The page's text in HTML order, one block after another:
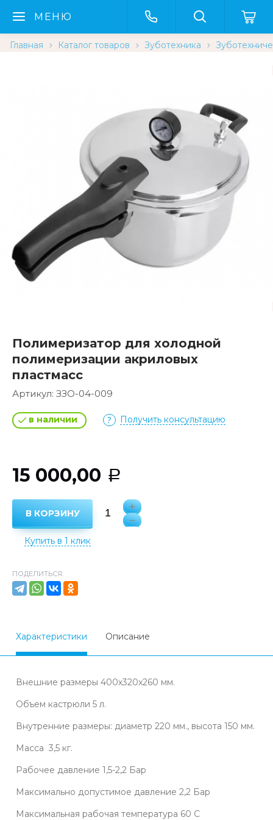
МЕНЮ
Главная Каталог товаров Зуботехника
Полимеризатор для холодной
полимеризации акриловых
пластмасс
Артикул: ЗЗО-04-009
в наличии Получить консультацию
15 000,00 Р
В КОРЗИНУ
Купить в 1 клик
ПОДЕЛИТЬСЯ:
Характеристики Описание
Внешние размеры 400х320x260 мм.
Объем кастрюли 5 л.
Внутренние размеры: диаметр 220 мм., высота 150 мм.
Масса 3,5 кг.
Рабочее давление 1,5-2,2 Бар
Максимально допустимое давление 2,2 Бар
Максимальная рабочая температура 60 С